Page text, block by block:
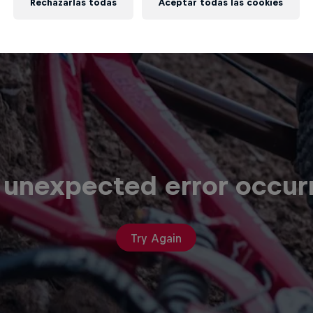
error
Try Again
Rechazarlas todas Aceptar todas las cookies